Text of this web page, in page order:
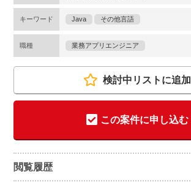
キーワード Java その他言語
職種 業務アプリエンジニア
検討中リストに追加
この案件に申し込む
閲覧履歴